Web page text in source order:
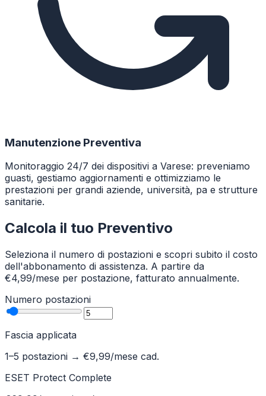
Manutenzione Preventiva
Monitoraggio 24/7 dei dispositivi a Varese: preveniamo
guasti, gestiamo aggiornamenti e ottimizziamo le
prestazioni per grandi aziende, università, pa e strutture
sanitarie.
Calcola il tuo Preventivo
Seleziona il numero di postazioni e scopri subito il costo
dell'abbonamento di assistenza. A partire da
€4,99/mese per postazione, fatturato annualmente.
Numero postazioni
Fascia applicata
1–5 postazioni → €9,99/mese cad.
ESET Protect Complete